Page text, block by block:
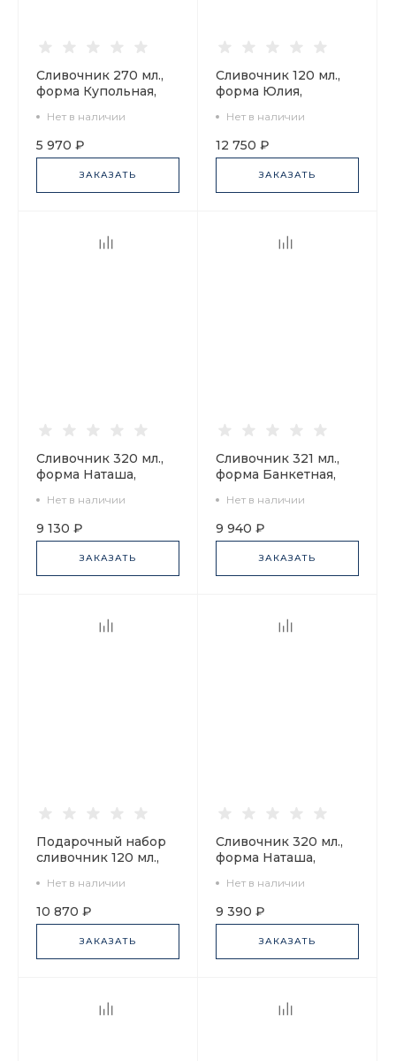
Сливочник 270 мл.,
форма Купольная,
лента арт.
80.54110.00.1
Нет в наличии
5 970 ₽
ЗАКАЗАТЬ
Сливочник 120 мл.,
форма Юлия,
сетка арт.
80.66468.00.1
Нет в наличии
12 750 ₽
ЗАКАЗАТЬ
Сливочник 320 мл.,
форма Наташа,
лента арт.
80.05472.00.1
Нет в наличии
9 130 ₽
ЗАКАЗАТЬ
Сливочник 321 мл.,
форма Банкетная,
Петербурга 52% арт.
80.60996.00.1
Нет в наличии
9 940 ₽
ЗАКАЗАТЬ
Подарочный набор
сливочник 120 мл.,
рисунок Волшебный
сад, арт. 81.30909.00.1
Нет в наличии
10 870 ₽
ЗАКАЗАТЬ
Сливочник 320 мл.,
форма Наташа,
арт. 80.08271.00.1
Нет в наличии
9 390 ₽
ЗАКАЗАТЬ